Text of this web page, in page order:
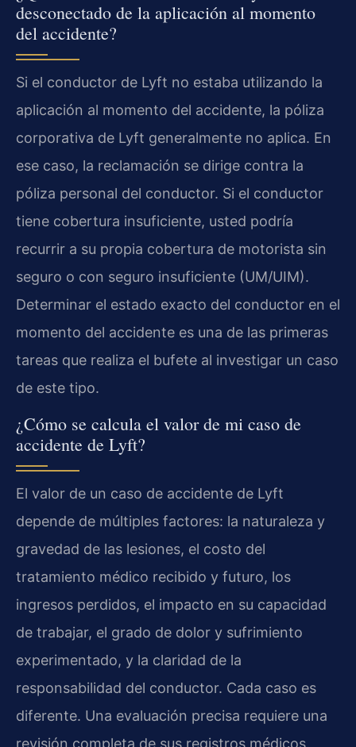
desconectado de la aplicación al momento
del accidente?
Si el conductor de Lyft no estaba utilizando la
aplicación al momento del accidente, la póliza
corporativa de Lyft generalmente no aplica. En
ese caso, la reclamación se dirige contra la
póliza personal del conductor. Si el conductor
tiene cobertura insuficiente, usted podría
recurrir a su propia cobertura de motorista sin
seguro o con seguro insuficiente (UM/UIM).
Determinar el estado exacto del conductor en el
momento del accidente es una de las primeras
tareas que realiza el bufete al investigar un caso
de este tipo.
¿Cómo se calcula el valor de mi caso de
accidente de Lyft?
El valor de un caso de accidente de Lyft
depende de múltiples factores: la naturaleza y
gravedad de las lesiones, el costo del
tratamiento médico recibido y futuro, los
ingresos perdidos, el impacto en su capacidad
de trabajar, el grado de dolor y sufrimiento
experimentado, y la claridad de la
responsabilidad del conductor. Cada caso es
diferente. Una evaluación precisa requiere una
revisión completa de sus registros médicos,